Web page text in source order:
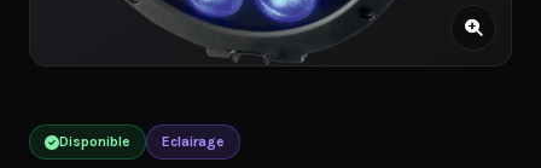
Disponible Eclairage